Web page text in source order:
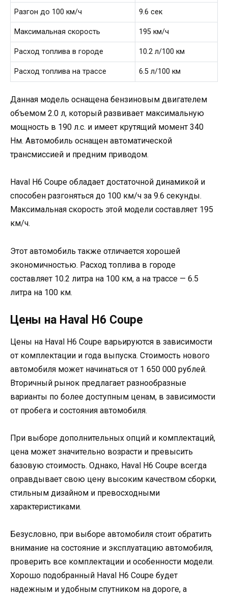
Разгон до 100 км/ч 9.6 сек
Максимальная скорость 195 км/ч
Расход топлива в городе 10.2 л/100 км
Расход топлива на трассе 6.5 л/100 км
Данная модель оснащена бензиновым двигателем
объемом 2.0 л, который развивает максимальную
мощность в 190 л.с. и имеет крутящий момент 340
Нм. Автомобиль оснащен автоматической
трансмиссией и предним приводом.
Haval H6 Coupe обладает достаточной динамикой и
способен разгоняться до 100 км/ч за 9.6 секунды.
Максимальная скорость этой модели составляет 195
км/ч.
Этот автомобиль также отличается хорошей
экономичностью. Расход топлива в городе
составляет 10.2 литра на 100 км, а на трассе — 6.5
литра на 100 км.
Цены на Haval H6 Coupe
Цены на Haval H6 Coupe варьируются в зависимости
от комплектации и года выпуска. Стоимость нового
автомобиля может начинаться от 1 650 000 рублей.
Вторичный рынок предлагает разнообразные
варианты по более доступным ценам, в зависимости
от пробега и состояния автомобиля.
При выборе дополнительных опций и комплектаций,
цена может значительно возрасти и превысить
базовую стоимость. Однако, Haval H6 Coupe всегда
оправдывает свою цену высоким качеством сборки,
стильным дизайном и превосходными
характеристиками.
Безусловно, при выборе автомобиля стоит обратить
внимание на состояние и эксплуатацию автомобиля,
проверить все комплектации и особенности модели.
Хорошо подобранный Haval H6 Coupe будет
надежным и удобным спутником на дороге, а